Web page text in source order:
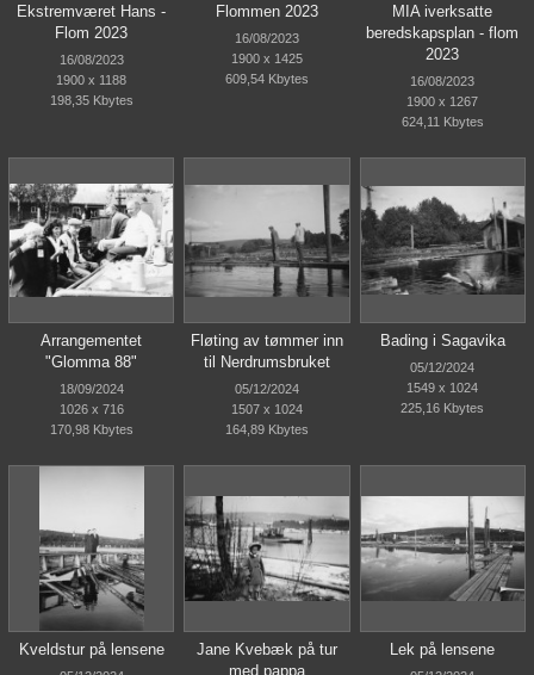
Ekstremværet Hans -
Flom 2023
16/08/2023
1900 x 1188
198,35 Kbytes
Flommen 2023
16/08/2023
1900 x 1425
609,54 Kbytes
MIA iverksatte
beredskapsplan - flom
2023
16/08/2023
1900 x 1267
624,11 Kbytes
Arrangementet
"Glomma 88"
18/09/2024
1026 x 716
170,98 Kbytes
Fløting av tømmer inn
til Nerdrumsbruket
05/12/2024
1507 x 1024
164,89 Kbytes
Bading i Sagavika
05/12/2024
1549 x 1024
225,16 Kbytes
Kveldstur på lensene
Jane Kvebæk på tur
med pappa
Lek på lensene